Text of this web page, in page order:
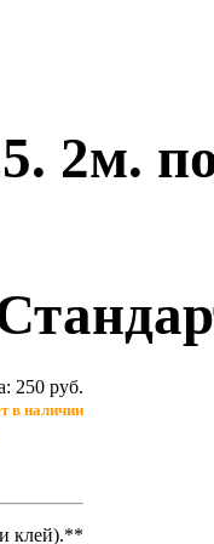
2м.
250 руб.
в наличии
клей).**